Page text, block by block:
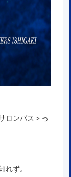
ロンパス＞っ
れず。